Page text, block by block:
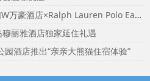
三生万物·生生不息 长沙建鸿达JW万豪酒店×Ralph Lauren Polo Earth开启可持续生活旅行美学
丽雅酒店独家延住礼遇
酒店推出“亲亲大熊猫住宿体验”